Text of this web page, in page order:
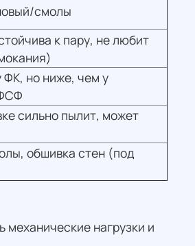
смолы
к пару, не любит
но ниже, чем у
сильно пылит, может
обшивка стен (под
нагрузки и